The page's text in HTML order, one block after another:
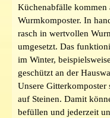
Küchenabfälle kommen
Wurmkomposter. In
rasch in wertvollen
umgesetzt. Das
im Winter,
geschützt an der
Unsere
auf Steinen. Damit
befüllen und jederzeit